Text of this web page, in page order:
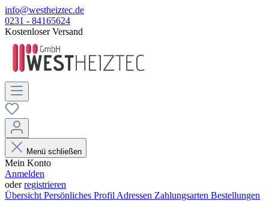
info@westheiztec.de
0231 - 84165624
Kostenloser Versand
Menü schließen
Mein Konto
Anmelden
oderregistrieren
Übersicht Persönliches Profil Adressen Zahlungsarten Bestellungen